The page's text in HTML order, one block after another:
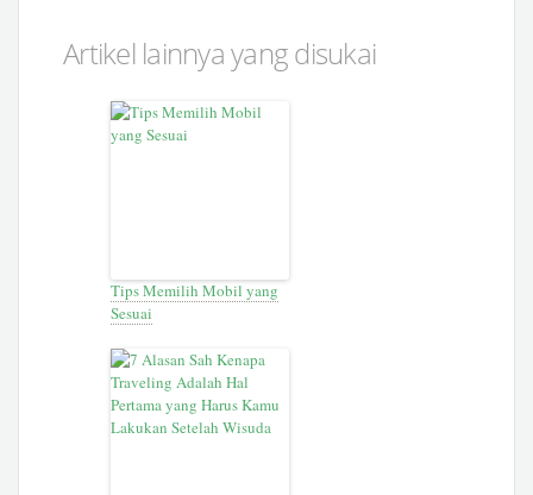
Artikel lainnya yang disukai
Tips Memilih Mobil yang
Sesuai